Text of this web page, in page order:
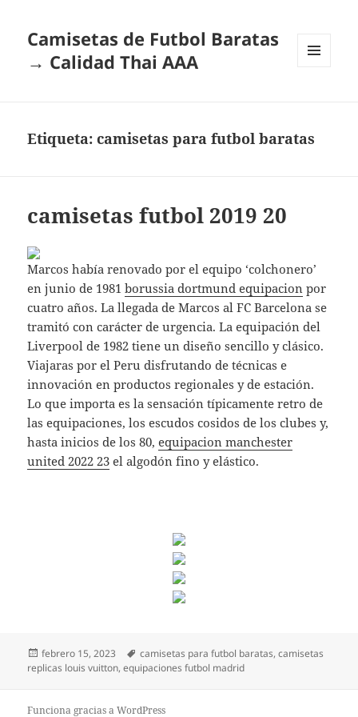
Camisetas de Futbol Baratas
→ Calidad Thai AAA
Etiqueta:camisetas para futbol baratas
camisetas futbol 2019 20
Marcos había renovado por el equipo ‘colchonero’
en junio de 1981borussia dortmund equipacion por
cuatro años. La llegada de Marcos al FC Barcelona se
tramitó con carácter de urgencia. La equipación del
Liverpool de 1982 tiene un diseño sencillo y clásico.
Viajaras por el Peru disfrutando de técnicas e
innovación en productos regionales y de estación.
Lo que importa es la sensación típicamente retro de
las equipaciones, los escudos cosidos de los clubes y,
hasta inicios de los 80,equipacion manchester
united 2022 23 el algodón fino y elástico.
Publicado
el
febrero 15, 2023 Etiquetas
camisetas para futbol baratas,camisetas
replicas louis vuitton,equipaciones futbol madrid
Funciona gracias a WordPress